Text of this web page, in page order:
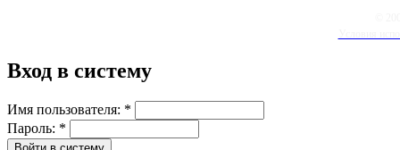
Вход в систему
Имя пользователя: *
Пароль: *